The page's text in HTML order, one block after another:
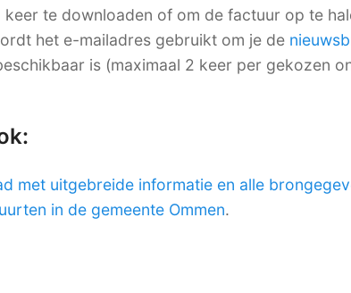
te downloaden of om de factuur op te
het e-mailadres gebruikt om je de
is (maximaal 2 keer per gekozen
met uitgebreide informatie en alle
in de gemeente Ommen.